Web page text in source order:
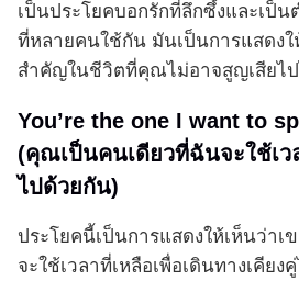
เป็นประโยคบอกรักที่ลึกซึ้งและเป็
ที่หลายคนใช้กัน มันเป็นการแสดงใ
สำคัญในชีวิตที่คุณไม่อาจสูญเสียไ
You’re the one I want to
(คุณเป็นคนเดียวที่ฉันจะใช้เ
ไปด้วยกัน)
ประโยคนี้เป็นการแสดงให้เห็นว่า
จะใช้เวลาที่เหลือเพื่อเดินทางเคีย